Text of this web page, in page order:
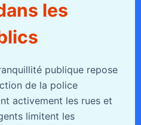
les
publique repose
de la police
activement les rues et
limitent les